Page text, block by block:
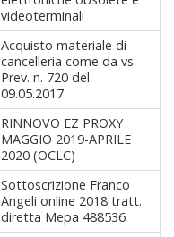
videoterminali
Acquisto materiale di
cancelleria come da vs.
Prev. n. 720 del
09.05.2017
RINNOVO EZ PROXY
MAGGIO 2019-APRILE
2020 (OCLC)
Sottoscrizione Franco
Angeli online 2018 tratt.
diretta Mepa 488536